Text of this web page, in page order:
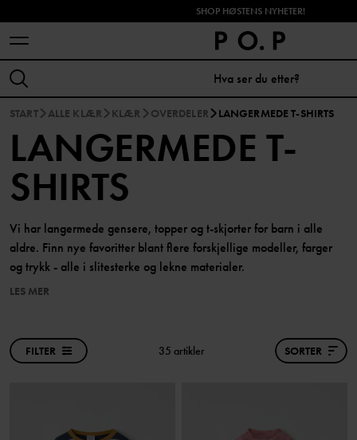
SHOP HØSTENS NYHETER!
START ALLE KLÆR KLÆR OVERDELER LANGERMEDE T-SHIRTS
LANGERMEDE T-
SHIRTS
Vi har langermede gensere, topper og t-skjorter for barn i alle
aldre. Finn nye favoritter blant flere forskjellige modeller, farger
og trykk - alle i slitesterke og lekne materialer.
LES MER
FILTER 35 artikler SORTER